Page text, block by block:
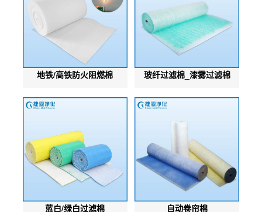
地铁/高铁防火阻燃棉 玻纤过滤棉_漆雾过滤棉
蓝白/绿白过滤棉 自动卷帘棉